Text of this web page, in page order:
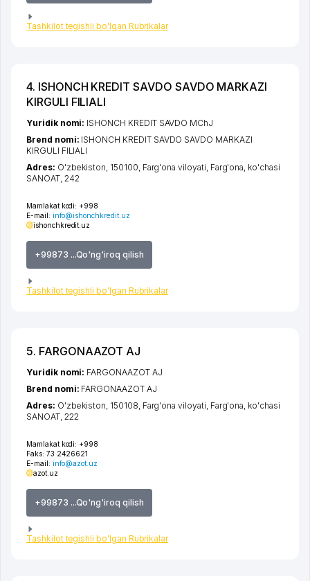
Tashkilot tegishli bo'lgan Rubrikalar
4. ISHONCH KREDIT SAVDO SAVDO MARKAZI
KIRGULI FILIALI
Mamlakat kodi: +998
E-mail: info@ishonchkredit.uz
ishonchkredit.uz
+99873 ...Qo'ng'iroq qilish
Tashkilot tegishli bo'lgan Rubrikalar
Yuridik nomi: ISHONCH KREDIT SAVDO MChJ
Brend nomi: ISHONCH KREDIT SAVDO SAVDO MARKAZI
KIRGULI FILIALI
Adres: O'zbekiston, 150100, Farg'ona viloyati Farg'ona ko'chasi
SANOAT, 242
5. FARGONAAZOT AJ
Mamlakat kodi: +998
Faks: 73 2426621
E-mail: info@azot.uz
azot.uz
+99873 ...Qo'ng'iroq qilish
Tashkilot tegishli bo'lgan Rubrikalar
Yuridik nomi: FARGONAAZOT AJ
Brend nomi: FARGONAAZOT AJ
Adres: O'zbekiston, 150108, Farg'ona viloyati Farg'ona ko'chasi
SANOAT, 222